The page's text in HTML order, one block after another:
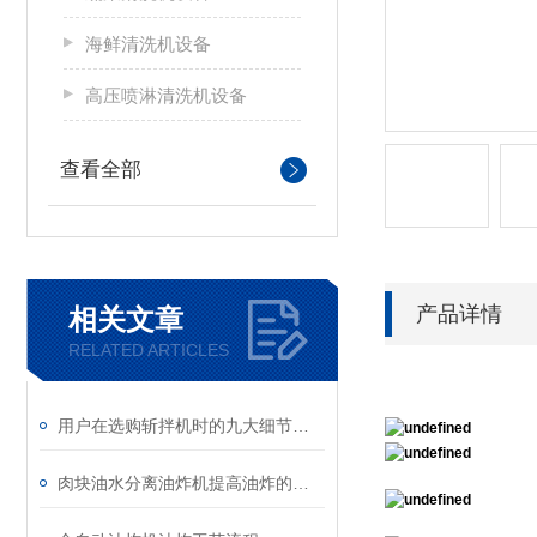
海鲜清洗机设备
高压喷淋清洗机设备
查看全部
相关文章
RELATED ARTICLES
产品详情